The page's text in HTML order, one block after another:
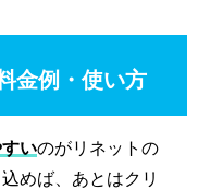
金例・使い方
いのがリネットの
めば、あとはクリ